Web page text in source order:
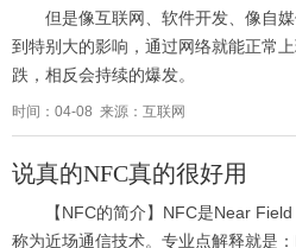
但是像互联网、软件开发、像自
到特别大的影响，通过网络就能正常
跌，相反会持续的爆发。
时间：04-08 来源：互联网
说真的NFC真的很好用
【NFC的简介】NFC是Near
称为近场通信技术。专业点解释就是